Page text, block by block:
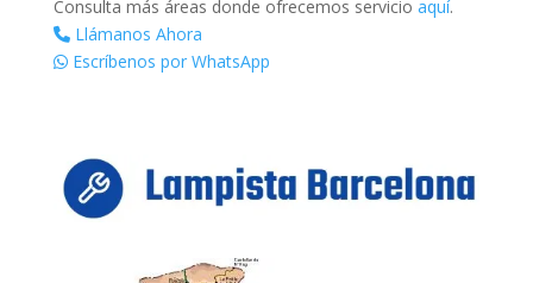
Consulta más áreas donde ofrecemos servicio aquí.
Llámanos Ahora
Escríbenos por WhatsApp